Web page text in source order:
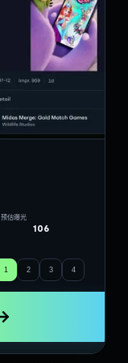
预估曝光
106
1 2 3 4